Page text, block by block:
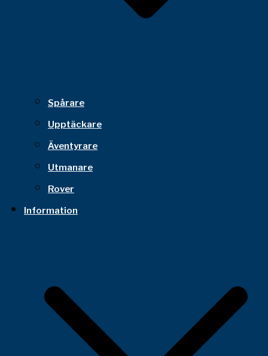
Spårare
Upptäckare
Äventyrare
Utmanare
Rover
Information